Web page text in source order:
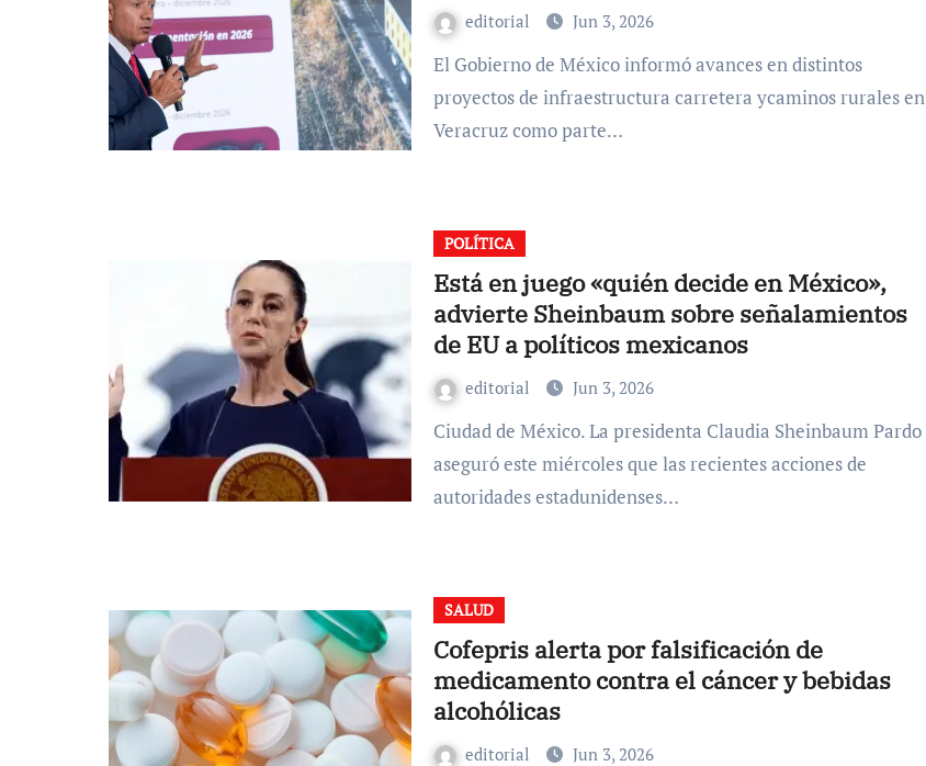
editorial Jun 3, 2026
El Gobierno de México informó avances en distintos
proyectos de infraestructura carretera ycaminos rurales en
Veracruz como parte…
POLÍTICA
Está en juego «quién decide en México»,
advierte Sheinbaum sobre señalamientos
de EU a políticos mexicanos
editorial Jun 3, 2026
Ciudad de México. La presidenta Claudia Sheinbaum Pardo
aseguró este miércoles que las recientes acciones de
autoridades estadunidenses…
SALUD
Cofepris alerta por falsificación de
medicamento contra el cáncer y bebidas
alcohólicas
editorial Jun 3, 2026